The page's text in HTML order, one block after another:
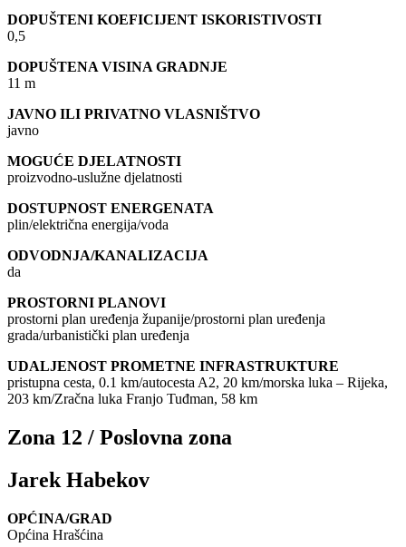
DOPUŠTENI KOEFICIJENT ISKORISTIVOSTI
0,5
DOPUŠTENA VISINA GRADNJE
11 m
JAVNO ILI PRIVATNO VLASNIŠTVO
javno
MOGUĆE DJELATNOSTI
proizvodno-uslužne djelatnosti
DOSTUPNOST ENERGENATA
plin/električna energija/voda
ODVODNJA/KANALIZACIJA
da
PROSTORNI PLANOVI
prostorni plan uređenja županije/prostorni plan uređenja
grada/urbanistički plan uređenja
UDALJENOST PROMETNE INFRASTRUKTURE
pristupna cesta, 0.1 km/autocesta A2, 20 km/morska luka – Rijeka,
203 km/Zračna luka Franjo Tuđman, 58 km
Zona 12 / Poslovna zona
Jarek Habekov
OPĆINA/GRAD
Općina Hrašćina